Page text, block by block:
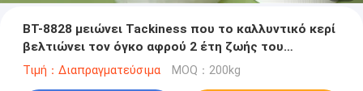
BT-8828 μειώνει Tackiness που το καλλυντικό κερί
βελτιώνει τον όγκο αφρού 2 έτη ζωής του
προϊόντος στο ράφι
Τιμή：Διαπραγματεύσιμα MOQ：200kg